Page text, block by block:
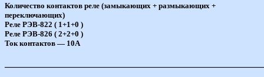
Количество контактов реле (замыкающих + размыкающих +
переключающих)
Реле РЭВ-822 ( 1+1+0 )
Реле РЭВ-826 ( 2+2+0 )
Ток контактов — 10A